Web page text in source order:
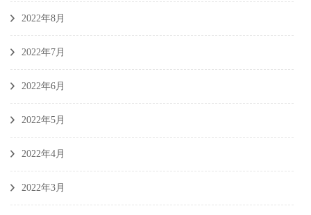
2022年8月
2022年7月
2022年6月
2022年5月
2022年4月
2022年3月